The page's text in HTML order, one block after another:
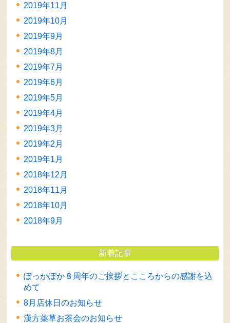
2019年11月
2019年10月
2019年9月
2019年8月
2019年7月
2019年6月
2019年5月
2019年4月
2019年3月
2019年2月
2019年1月
2018年12月
2018年11月
2018年10月
2018年9月
新着記事
ぽっかぽか８周年のご挨拶とこころからの感謝を込
めて
8月店休日のお知らせ
漢方薬草お茶会のお知らせ